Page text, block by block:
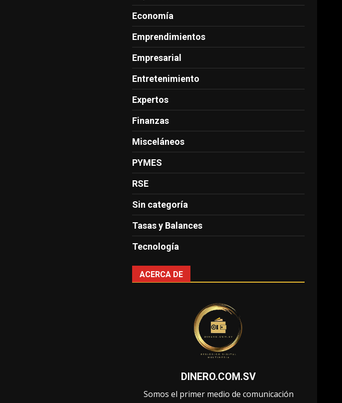
Economía
Emprendimientos
Empresarial
Entretenimiento
Expertos
Finanzas
Misceláneos
PYMES
RSE
Sin categoría
Tasas y Balances
Tecnología
ACERCA DE
DINERO.COM.SV
Somos el primer medio de comunicación